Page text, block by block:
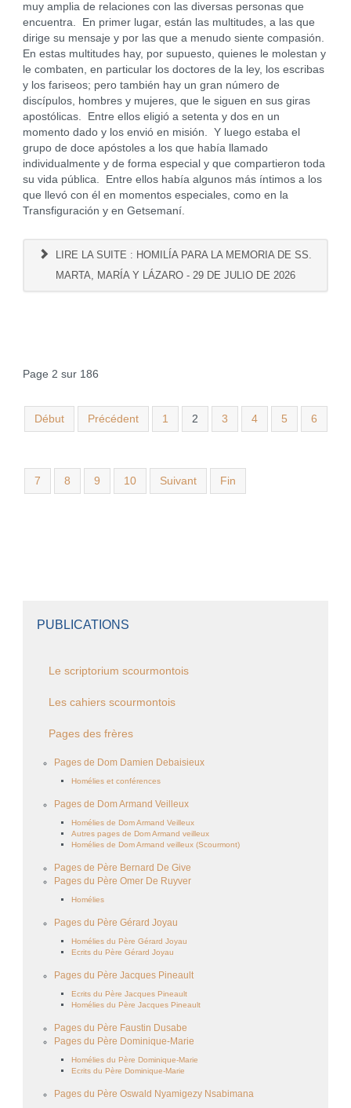
muy amplia de relaciones con las diversas personas que
encuentra. En primer lugar, están las multitudes, a las que
dirige su mensaje y por las que a menudo siente compasión.
En estas multitudes hay, por supuesto, quienes le molestan y
le combaten, en particular los doctores de la ley, los escribas
y los fariseos; pero también hay un gran número de
discípulos, hombres y mujeres, que le siguen en sus giras
apostólicas. Entre ellos eligió a setenta y dos en un
momento dado y los envió en misión. Y luego estaba el
grupo de doce apóstoles a los que había llamado
individualmente y de forma especial y que compartieron toda
su vida pública. Entre ellos había algunos más íntimos a los
que llevó con él en momentos especiales, como en la
Transfiguración y en Getsemaní.
LIRE LA SUITE : HOMILÍA PARA LA MEMORIA DE SS.
MARTA, MARÍA Y LÁZARO - 29 DE JULIO DE 2026
Page 2 sur 186
Début Précédent 1 2 3 4 5 6
7 8 9 10 Suivant Fin
PUBLICATIONS
Le scriptorium scourmontois
Les cahiers scourmontois
Pages des frères
Pages de Dom Damien Debaisieux
Homélies et conférences
Pages de Dom Armand Veilleux
Homélies de Dom Armand Veilleux
Autres pages de Dom Armand veilleux
Homélies de Dom Armand veilleux (Scourmont)
Pages de Père Bernard De Give
Pages du Père Omer De Ruyver
Homélies
Pages du Père Gérard Joyau
Homélies du Père Gérard Joyau
Ecrits du Père Gérard Joyau
Pages du Père Jacques Pineault
Ecrits du Père Jacques Pineault
Homélies du Père Jacques Pineault
Pages du Père Faustin Dusabe
Pages du Père Dominique-Marie
Homélies du Père Dominique-Marie
Ecrits du Père Dominique-Marie
Pages du Père Oswald Nyamigezy Nsabimana